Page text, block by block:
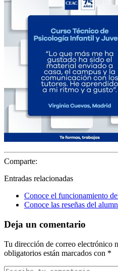
Comparte:
Entradas relacionadas
Conoce el funcionamiento
Conoce las reseñas del
Deja un comentario
Tu dirección de correo electrónico
obligatorios están marcados con *